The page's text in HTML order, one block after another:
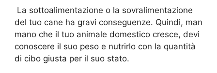
La sottoalimentazione o la sovralimentazione
del tuo cane ha gravi conseguenze. Quindi, man
mano che il tuo animale domestico cresce, devi
conoscere il suo peso e nutrirlo con la quantità
di cibo giusta per il suo stato.